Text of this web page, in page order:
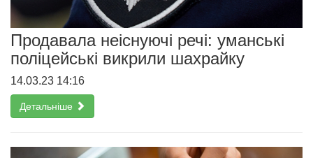
Продавала неіснуючі речі: уманські
поліцейські викрили шахрайку
14.03.23 14:16
Детальніше